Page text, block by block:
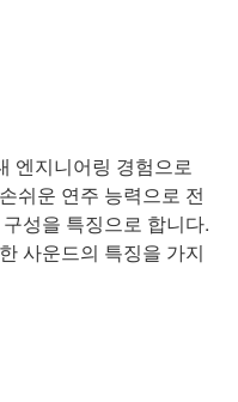
엔지니어링 경험으로
쉬운 연주 능력으로 전
성을 특징으로 합니다.
사운드의 특징을 가지